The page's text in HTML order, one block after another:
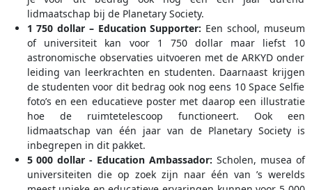
lidmaatschap bij de Planetary Society.
1 750 dollar – Education Supporter: Een school, museum
of universiteit kan voor 1 750 dollar maar liefst 10
astronomische observaties uitvoeren met de ARKYD onder
leiding van leerkrachten en studenten. Daarnaast krijgen
de studenten voor dit bedrag ook nog eens 10 Space Selfie
foto’s en een educatieve poster met daarop een illustratie
hoe de ruimtetelescoop functioneert. Ook een
lidmaatschap van één jaar van de Planetary Society is
inbegrepen in dit pakket.
5 000 dollar - Education Ambassador: Scholen, musea of
universiteiten die op zoek zijn naar één van ’s werelds